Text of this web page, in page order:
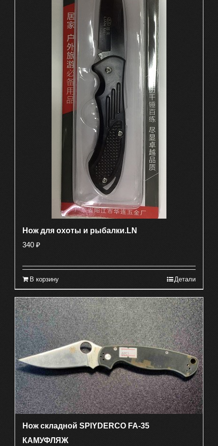
Нож для охоты и рыбалки.LN
340 ₽
В корзину Детали
Нож складной SPIYDERCO FA-35
КАМУФЛЯЖ